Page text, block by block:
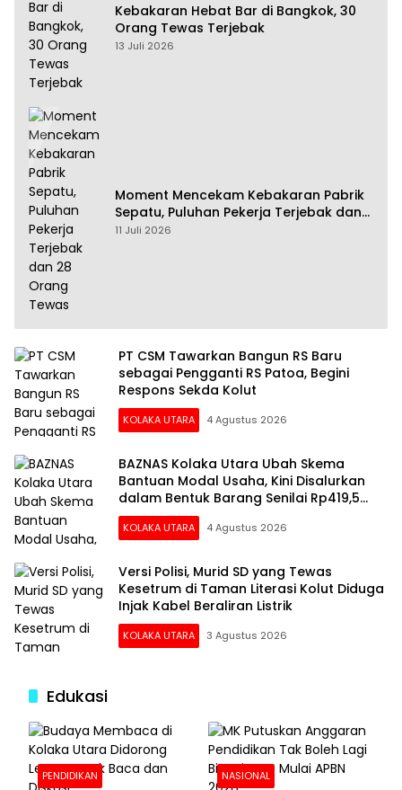
Kebakaran Hebat Bar di Bangkok, 30
Orang Tewas Terjebak
13 Juli 2026
Moment Mencekam Kebakaran Pabrik
Sepatu, Puluhan Pekerja Terjebak dan
28 Orang Tewas
11 Juli 2026
PT CSM Tawarkan Bangun RS Baru
sebagai Pengganti RS Patoa, Begini
Respons Sekda Kolut
KOLAKA UTARA 4 Agustus 2026
BAZNAS Kolaka Utara Ubah Skema
Bantuan Modal Usaha, Kini Disalurkan
dalam Bentuk Barang Senilai Rp419,5
Juta
KOLAKA UTARA 4 Agustus 2026
Versi Polisi, Murid SD yang Tewas
Kesetrum di Taman Literasi Kolut Diduga
Injak Kabel Beraliran Listrik
KOLAKA UTARA 3 Agustus 2026
Edukasi
PENDIDIKAN NASIONAL